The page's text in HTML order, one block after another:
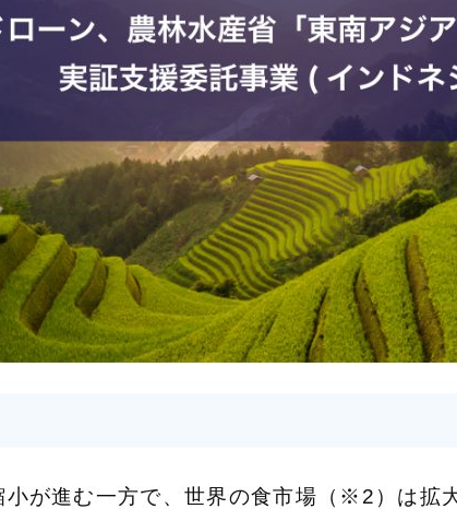
が進む一方で、世界の食市場（※2）は拡